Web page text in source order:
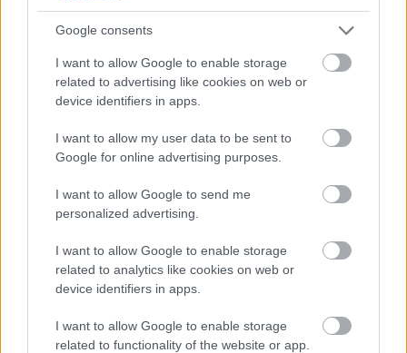
Google consents
I want to allow Google to enable storage
related to advertising like cookies on web or
device identifiers in apps.
I want to allow my user data to be sent to
Google for online advertising purposes.
I want to allow Google to send me
personalized advertising.
I want to allow Google to enable storage
related to analytics like cookies on web or
device identifiers in apps.
I want to allow Google to enable storage
related to functionality of the website or app.
Tada.wav! És ez is eljött. Ma végigcsináltam fejből
mind az 57
. Az utolsó 10 algoritmust
nap alatttanultam meg, ennyire sokat ...